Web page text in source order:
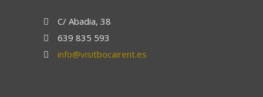
C/ Abadia, 38
639 835 593
info@visitbocairent.es